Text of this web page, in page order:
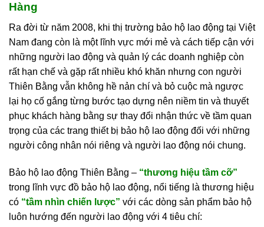
Hàng
Ra đời từ năm 2008, khi thị trường bảo hộ lao động tại Việt
Nam đang còn là một lĩnh vực mới mẻ và cách tiếp cận với
những người lao động và quản lý các doanh nghiệp còn
rất hạn chế và gặp rất nhiều khó khăn nhưng con người
Thiên Bằng vẫn không hề nản chí và bỏ cuộc mà ngược
lại họ cố gắng từng bước tạo dựng nên niềm tin và thuyết
phục khách hàng bằng sự thay đổi nhận thức về tầm quan
trọng của các trang thiết bị bảo hộ lao động đối với những
người công nhân nói riêng và người lao động nói chung.
Bảo hộ lao động Thiên Bằng – “thương hiệu tầm cỡ”
trong lĩnh vực đồ bảo hộ lao động, nổi tiếng là thương hiệu
có “tầm nhìn chiến lược” với các dòng sản phẩm bảo hộ
luôn hướng đến người lao động với 4 tiêu chí: